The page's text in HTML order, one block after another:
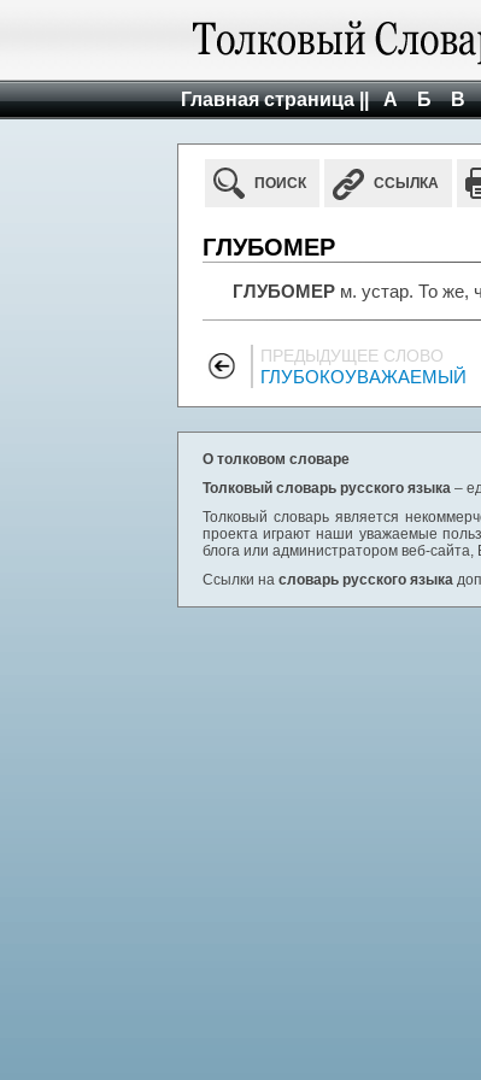
Главная страница || А Б В
ПОИСК ССЫЛКА
ГЛУБОМЕР
ГЛУБОМЕР м. устар. То же,
ПРЕДЫДУЩЕЕ СЛОВО
ГЛУБОКОУВАЖАЕМЫЙ
О толковом словаре
Толковый словарь русского языка –
Толковый словарь является
проекта играют наши уважаемые
блога или администратором веб-
Ссылки на словарь русского языка